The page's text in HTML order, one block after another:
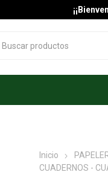
Inicio
CUADERNOS -